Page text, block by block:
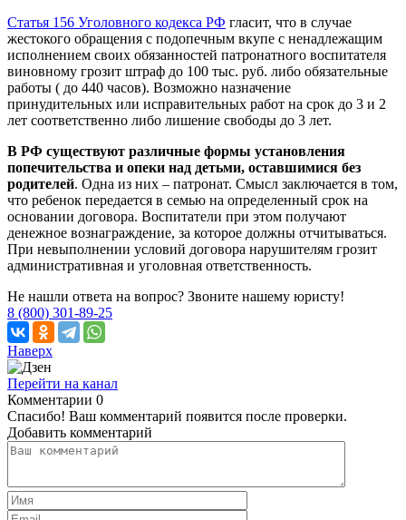
Статья 156 Уголовного кодекса РФ гласит, что в случае
жестокого обращения с подопечным вкупе с ненадлежащим
исполнением своих обязанностей патронатного воспитателя
виновному грозит штраф до 100 тыс. руб. либо обязательные
работы ( до 440 часов). Возможно назначение
принудительных или исправительных работ на срок до 3 и 2
лет соответственно либо лишение свободы до 3 лет.
В РФ существуют различные формы установления
попечительства и опеки над детьми, оставшимися без
родителей. Одна из них – патронат. Смысл заключается в том,
что ребенок передается в семью на определенный срок на
основании договора. Воспитатели при этом получают
денежное вознаграждение, за которое должны отчитываться.
При невыполнении условий договора нарушителям грозит
административная и уголовная ответственность.
Не нашли ответа на вопрос? Звоните нашему юристу!
8 (800) 301-89-25
Наверх
Перейти на канал
Комментарии 0
Спасибо! Ваш комментарий появится после проверки.
Добавить комментарий